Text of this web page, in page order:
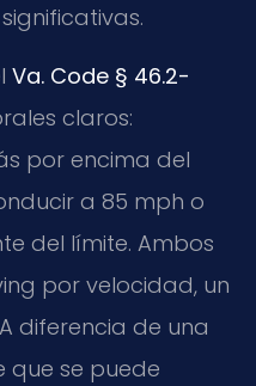
Va. Code § 46.2-
claros:
por encima del
a 85 mph o
del límite. Ambos
por velocidad, un
diferencia de una
que se puede